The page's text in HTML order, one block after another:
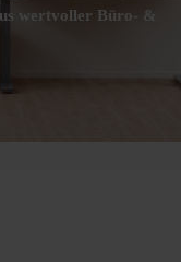
wertvoller Büro- &